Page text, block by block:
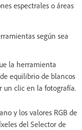
espectrales o áreas
según sea
la herramienta
equilibrio de blancos
un clic en la fotografía.
y los valores RGB de
del Selector de